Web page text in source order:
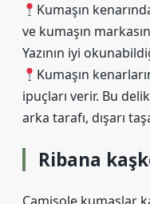
Kumaşın
ve kumaşın
Yazının iyi
Kumaşın
ipuçları verir. Bu
arka tarafı, dışarı
Ribana